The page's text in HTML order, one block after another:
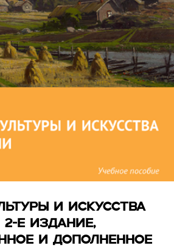
И ИСКУССТВА
е издание,
и дополненное